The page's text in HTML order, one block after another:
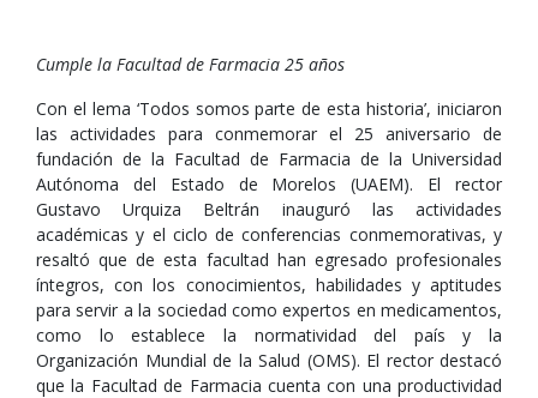
Cumple la Facultad de Farmacia 25 años
Con el lema ‘Todos somos parte de esta historia’, iniciaron
las actividades para conmemorar el 25 aniversario de
fundación de la Facultad de Farmacia de la Universidad
Autónoma del Estado de Morelos (UAEM). El rector
Gustavo Urquiza Beltrán inauguró las actividades
académicas y el ciclo de conferencias conmemorativas, y
resaltó que de esta facultad han egresado profesionales
íntegros, con los conocimientos, habilidades y aptitudes
para servir a la sociedad como expertos en medicamentos,
como lo establece la normatividad del país y la
Organización Mundial de la Salud (OMS). El rector destacó
que la Facultad de Farmacia cuenta con una productividad